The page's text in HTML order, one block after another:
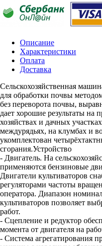
Описание
Характеристики
Оплата
Доставка
Сельскохозяйственная
для обработки почвы
без переворота почвы,
дает хорошие результаты на
хозяйствах и дачных
междурядьях, на клумбах и
укомплектован
сгорания.Устройство
- Двигатель. На
применяются бензиновые
Двигатели культиваторов
регуляторами частоты
оператора. Диапазон
культиваторов позволяет
работ.
- Сцепление и редуктор
момента от двигателя на
- Система агрегатирования